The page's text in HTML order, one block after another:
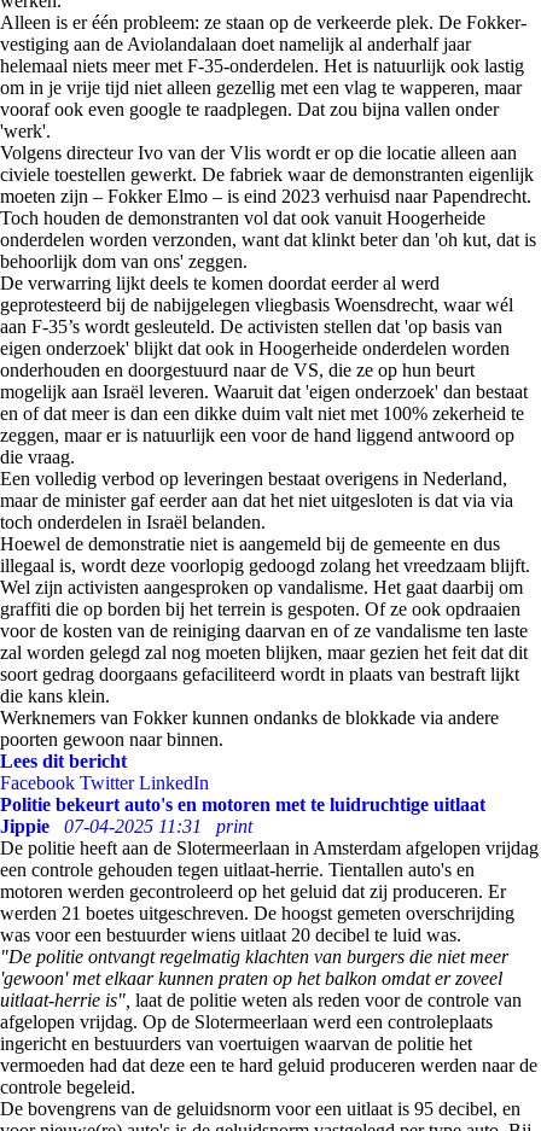
Alleen is er één probleem: ze staan op de verkeerde plek. De Fokker-
vestiging aan de Aviolandalaan doet namelijk al anderhalf jaar
helemaal niets meer met F-35-onderdelen. Het is natuurlijk ook lastig
om in je vrije tijd niet alleen gezellig met een vlag te wapperen, maar
vooraf ook even google te raadplegen. Dat zou bijna vallen onder
'werk'.
Volgens directeur Ivo van der Vlis wordt er op die locatie alleen aan
civiele toestellen gewerkt. De fabriek waar de demonstranten eigenlijk
moeten zijn – Fokker Elmo – is eind 2023 verhuisd naar Papendrecht.
Toch houden de demonstranten vol dat ook vanuit Hoogerheide
onderdelen worden verzonden, want dat klinkt beter dan 'oh kut, dat is
behoorlijk dom van ons' zeggen.
De verwarring lijkt deels te komen doordat eerder al werd
geprotesteerd bij de nabijgelegen vliegbasis Woensdrecht, waar wél
aan F-35’s wordt gesleuteld. De activisten stellen dat 'op basis van
eigen onderzoek' blijkt dat ook in Hoogerheide onderdelen worden
onderhouden en doorgestuurd naar de VS, die ze op hun beurt
mogelijk aan Israël leveren. Waaruit dat 'eigen onderzoek' dan bestaat
en of dat meer is dan een dikke duim valt niet met 100% zekerheid te
zeggen, maar er is natuurlijk een voor de hand liggend antwoord op
die vraag.
Een volledig verbod op leveringen bestaat overigens in Nederland,
maar de minister gaf eerder aan dat het niet uitgesloten is dat via via
toch onderdelen in Israël belanden.
Hoewel de demonstratie niet is aangemeld bij de gemeente en dus
illegaal is, wordt deze voorlopig gedoogd zolang het vreedzaam blijft.
Wel zijn activisten aangesproken op vandalisme. Het gaat daarbij om
graffiti die op borden bij het terrein is gespoten. Of ze ook opdraaien
voor de kosten van de reiniging daarvan en of ze vandalisme ten laste
zal worden gelegd zal nog moeten blijken, maar gezien het feit dat dit
soort gedrag doorgaans gefaciliteerd wordt in plaats van bestraft lijkt
die kans klein.
Werknemers van Fokker kunnen ondanks de blokkade via andere
poorten gewoon naar binnen.
Lees dit bericht
Facebook Twitter LinkedIn
Politie bekeurt auto's en motoren met te luidruchtige uitlaat
Jippie
07-04-2025 11:31
print
De politie heeft aan de Slotermeerlaan in Amsterdam afgelopen vrijdag
een controle gehouden tegen uitlaat-herrie. Tientallen auto's en
motoren werden gecontroleerd op het geluid dat zij produceren. Er
werden 21 boetes uitgeschreven. De hoogst gemeten overschrijding
was voor een bestuurder wiens uitlaat 20 decibel te luid was.
"De politie ontvangt regelmatig klachten van burgers die niet meer
'gewoon' met elkaar kunnen praten op het balkon omdat er zoveel
uitlaat-herrie is", laat de politie weten als reden voor de controle van
afgelopen vrijdag. Op de Slotermeerlaan werd een controleplaats
ingericht en bestuurders van voertuigen waarvan de politie het
vermoeden had dat deze een te hard geluid produceren werden naar de
controle begeleid.
De bovengrens van de geluidsnorm voor een uitlaat is 95 decibel, en